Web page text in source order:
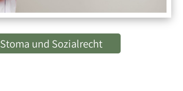
Stoma und Sozialrecht